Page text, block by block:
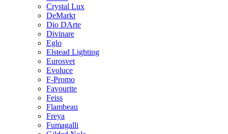
Crystal Lux
DeMarkt
Dio DArte
Divinare
Eglo
Elstead Lighting
Eurosvet
Evoluce
F-Promo
Favourite
Feiss
Flambeau
Freya
Fumagalli